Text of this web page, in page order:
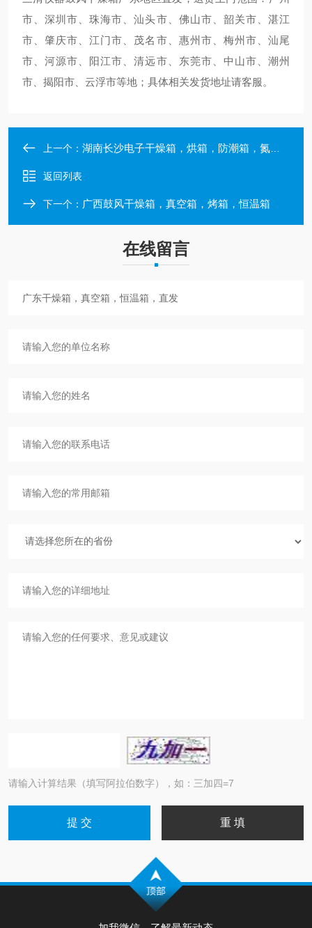
市、深圳市、珠海市、汕头市、佛山市、韶关市、湛江
市、肇庆市、江门市、茂名市、惠州市、梅州市、汕尾
市、河源市、阳江市、清远市、东莞市、中山市、潮州
市、揭阳市、云浮市等地；具体相关发货地址请客服。
上一个： 湖南长沙电子干燥箱，烘箱，防潮箱，氮气柜直发
返回列表
下一个： 广西鼓风干燥箱，真空箱，烤箱，恒温箱
在线留言
请输入计算结果（填写阿拉伯数字），如：三加四=7